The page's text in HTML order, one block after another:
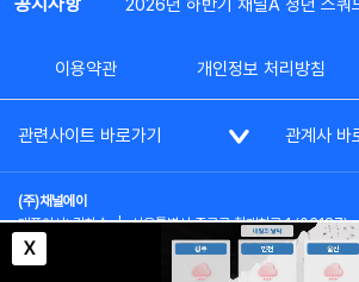
X
2026년 하반기 채널A 청년 스쿼
이용약관 개인정보 처리방침
관련사이트 바로가기 관계사 바
(주)채널에이
대표이사: 김차수 | 서울특별시 종로구 청계천로 1 (03187)
부가통신사업신고: 022357호 | 사업자등록번호: 101-86-
대표전화: (02)2020-3114
시청자상담실: (02)2020-